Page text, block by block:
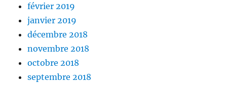
février 2019
janvier 2019
décembre 2018
novembre 2018
octobre 2018
septembre 2018